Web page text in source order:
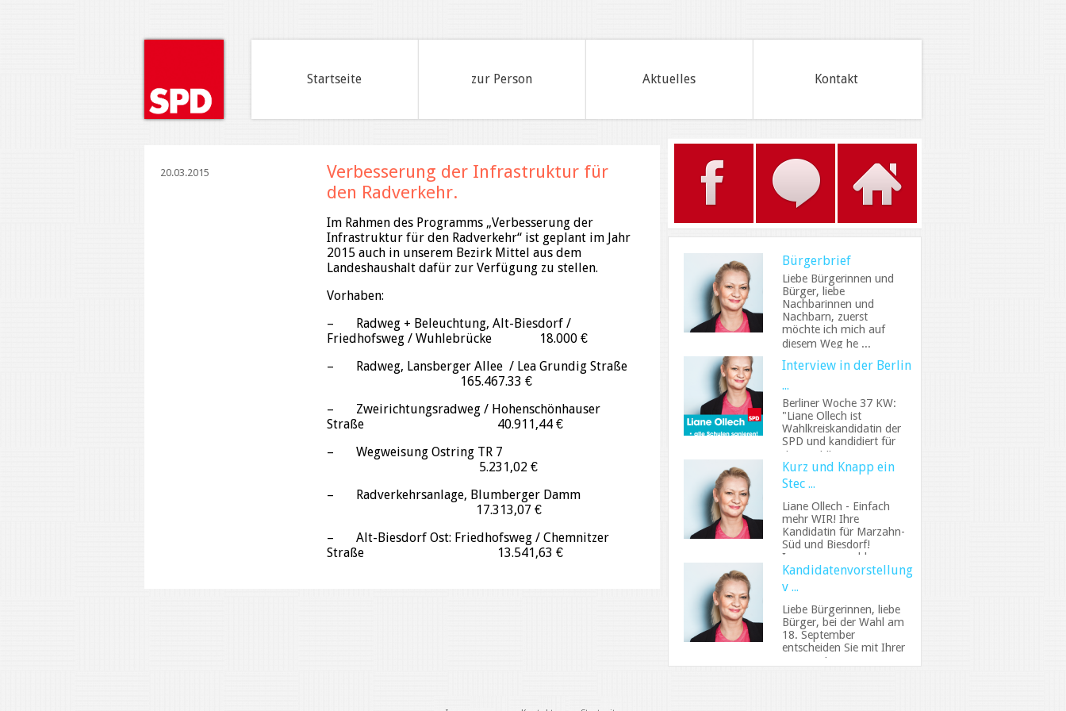
Startseite zur Person Aktuelles Kontakt
20.03.2015
Verbesserung der Infrastruktur für
den Radverkehr.
Im Rahmen des Programms „Verbesserung der
Infrastruktur für den Radverkehr“ ist geplant im Jahr
2015 auch in unserem Bezirk Mittel aus dem
Landeshaushalt dafür zur Verfügung zu stellen.
Vorhaben:
– Radweg + Beleuchtung, Alt-Biesdorf /
Friedhofsweg / Wuhlebrücke 18.000 €
– Radweg, Lansberger Allee / Lea Grundig Straße
165.467.33 €
– Zweirichtungsradweg / Hohenschönhauser
Straße 40.911,44 €
– Wegweisung Ostring TR 7
5.231,02 €
– Radverkehrsanlage, Blumberger Damm
17.313,07 €
– Alt-Biesdorf Ost: Friedhofsweg / Chemnitzer
Straße 13.541,63 €
Bürgerbrief
Liebe Bürgerinnen und
Bürger, liebe
Nachbarinnen und
Nachbarn, zuerst
möchte ich mich auf
diesem Weg he ...
Interview in der Berlin
...
Berliner Woche 37 KW:
"Liane Ollech ist
Wahlkreiskandidatin der
SPD und kandidiert für
den Wahlkreis4, Mar ...
Kurz und Knapp ein
Stec ...
Liane Ollech - Einfach
mehr WIR! Ihre
Kandidatin für Marzahn-
Süd und Biesdorf!
Immer ansprechbar,
unermü ...
Kandidatenvorstellung
v ...
Liebe Bürgerinnen, liebe
Bürger, bei der Wahl am
18. September
entscheiden Sie mit Ihrer
Erst- und Zweits ...